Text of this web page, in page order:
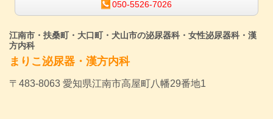
050-5526-7026
江南市・扶桑町・大口町・犬山市の泌尿器科・女性泌尿器科・漢
方内科
まりこ泌尿器・漢方内科
〒483-8063 愛知県江南市高屋町八幡29番地1